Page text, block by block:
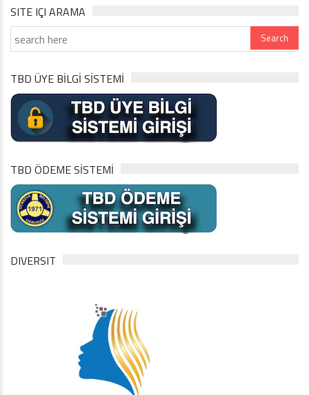
SITE IÇI ARAMA
TBD ÜYE BİLGİ SİSTEMİ
TBD ÖDEME SİSTEMİ
DIVERSIT